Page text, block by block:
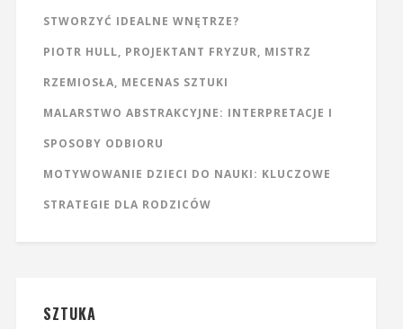
STWORZYĆ IDEALNE WNĘTRZE?
PIOTR HULL, PROJEKTANT FRYZUR, MISTRZ
RZEMIOSŁA, MECENAS SZTUKI
MALARSTWO ABSTRAKCYJNE: INTERPRETACJE I
SPOSOBY ODBIORU
MOTYWOWANIE DZIECI DO NAUKI: KLUCZOWE
STRATEGIE DLA RODZICÓW
SZTUKA